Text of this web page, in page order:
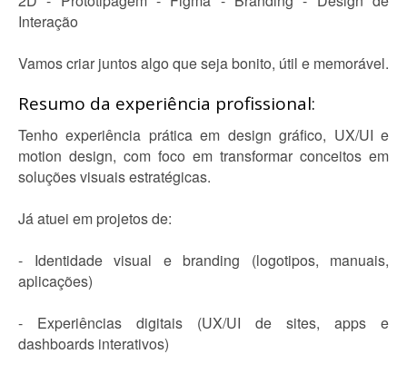
Interação
Vamos criar juntos algo que seja bonito, útil e memorável.
Resumo da experiência profissional:
Tenho experiência prática em design gráfico, UX/UI e
motion design, com foco em transformar conceitos em
soluções visuais estratégicas.
Já atuei em projetos de:
- Identidade visual e branding (logotipos, manuais,
aplicações)
- Experiências digitais (UX/UI de sites, apps e
dashboards interativos)